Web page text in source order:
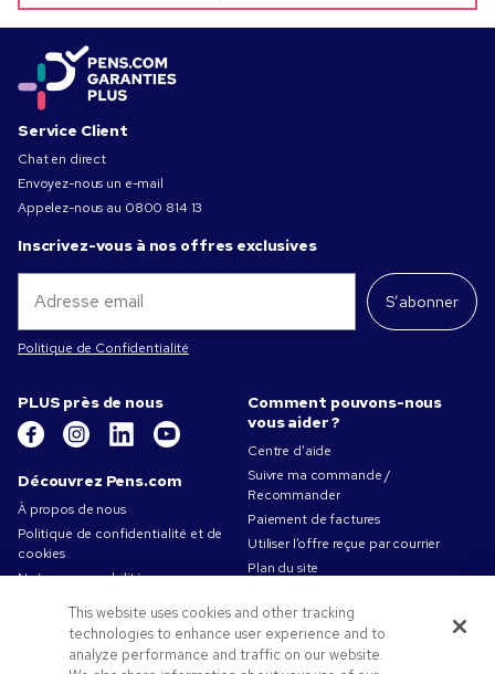
Service Client
Chat en direct
Envoyez-nous un e-mail
Appelez-nous au 0800 814 13
Inscrivez-vous à nos offres exclusives
S’abonner
Politique de Confidentialité
PLUS près de nous
Découvrez Pens.com
À propos de nous
Politique de confidentialité et de
cookies
Notre responsabilité
Conditions d'utilisation
Conditions générales de vente
Travailler chez Pens.com
Comment pouvons-nous
vous aider ?
Centre d’aide
Suivre ma commande /
Recommander
Paiement de factures
Utiliser l’offre reçue par courrier
Plan du site
This website uses cookies and other tracking
technologies to enhance user experience and to
analyze performance and traffic on our website.